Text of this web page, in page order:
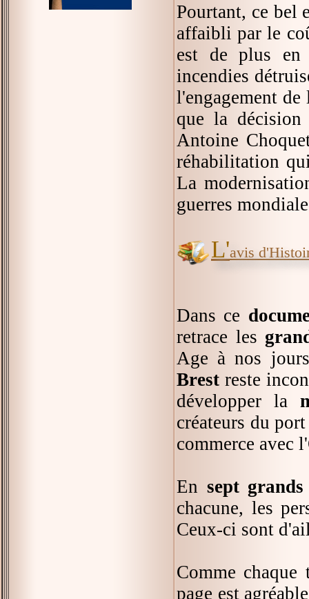
Pourtant, ce bel
affaibli par le
est de plus en
incendies
l'engagement
que la
Antoine
réhabilitation
La
guerres
L'avis
Dans ce
retrace les
Age à nos
Brest reste
développer la
créateurs du
commerce avec
En sept
chacune, les
Ceux-ci sont
Comme
page est